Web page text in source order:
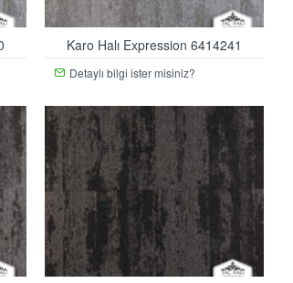
Karo Halı Expression 6414241
Detaylı bilgi ister misiniz?